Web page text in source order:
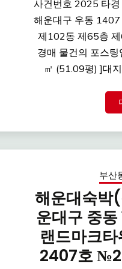
사건번호 2025 타
해운대구 우동
제102동 제65층
경매 물건의 포스
㎡ (51.09평) ]대
부산
해운대숙박
운대구 중
랜드마크
2407호